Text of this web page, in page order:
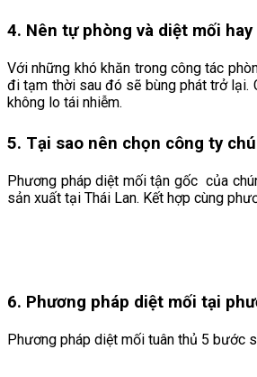
4. Nên tự phòng và diệt mối
Với những khó khăn trong công tác
đi tạm thời sau đó sẽ bùng phát trở lại.
không lo tái nhiễm.
5. Tại sao nên chọn công ty
Phương pháp diệt mối tận gốc của
sản xuất tại Thái Lan. Kết hợp cùng
6. Phương pháp diệt mối tại
Phương pháp diệt mối tuân thủ 5 bước